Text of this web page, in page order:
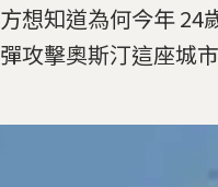
方想知道為何今年
彈攻擊奧斯汀這座城